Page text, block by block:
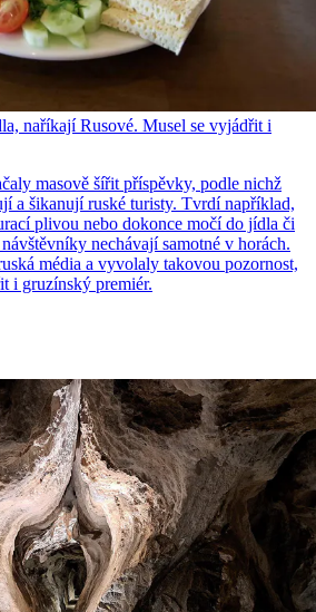
naříkají Rusové. Musel se vyjádřit i
masově šířit příspěvky, podle nichž
a šikanují ruské turisty. Tvrdí například,
plivou nebo dokonce močí do jídla či
nechávají samotné v horách.
média a vyvolaly takovou pozornost,
i gruzínský premiér.